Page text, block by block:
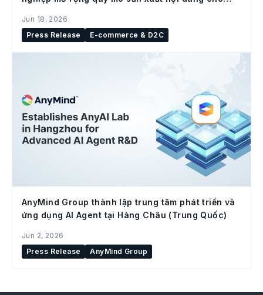
Jun 18, 2026
Press Release
E-commerce & D2C
AnyMind Group thành lập trung tâm phát triển và
ứng dụng AI Agent tại Hàng Châu (Trung Quốc)
Jun 2, 2026
Press Release
AnyMind Group